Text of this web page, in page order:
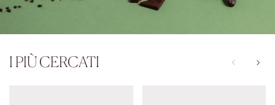
I PIÙ CERCATI